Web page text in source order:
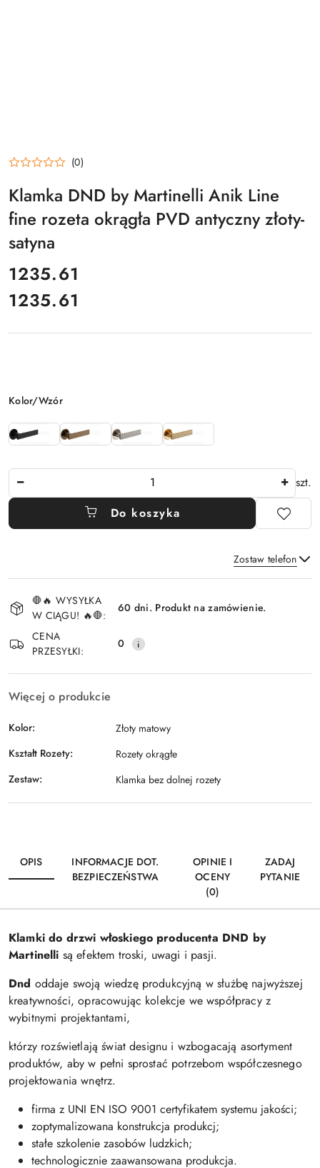
(0)
Klamka DND by Martinelli Anik Line
fine rozeta okrągła PVD antyczny złoty-
satyna
cena:
1235.61
Cena:
1235.61
Wariant
Kolor/Wzór
szt.
Do koszyka
Zostaw telefon
Dostępność
i
dostawa
🛑🔥 WYSYŁKA
W CIĄGU! 🔥🛑:
60 dni. Produkt na zamówienie.
CENA
PRZESYŁKI:
0
Więcej o produkcie
Kolor:
Złoty matowy
Kształt Rozety:
Rozety okrągłe
Zestaw:
Klamka bez dolnej rozety
OPIS
INFORMACJE DOT.
BEZPIECZEŃSTWA
OPINIE I
OCENY
(0)
ZADAJ
PYTANIE
Klamki do drzwi włoskiego producenta DND by
Martinelli są efektem troski, uwagi i pasji.
Dnd oddaje swoją wiedzę produkcyjną w służbę najwyższej
kreatywności, opracowując kolekcje we współpracy z
wybitnymi projektantami,
którzy rozświetlają świat designu i wzbogacają asortyment
produktów, aby w pełni sprostać potrzebom współczesnego
projektowania wnętrz.
firma z UNI EN ISO 9001 certyfikatem systemu jakości;
zoptymalizowana konstrukcja produkcj;
stałe szkolenie zasobów ludzkich;
technologicznie zaawansowana produkcja.